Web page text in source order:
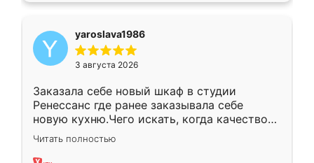
yaroslava1986
3 августа 2026
Заказала себе новый шкаф в студии
Ренессанс где ранее заказывала себе
новую кухню.Чего искать, когда качеством
вполне довольна. Служит кухня уже почти
два года, нареканий нет.
Читать полностью